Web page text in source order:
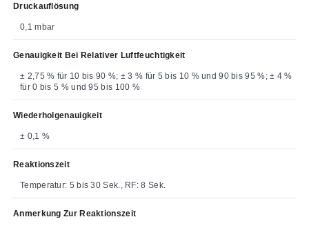
Druckauflösung
0,1 mbar
Genauigkeit Bei Relativer Luftfeuchtigkeit
± 2,75 % für 10 bis 90 %; ± 3 % für 5 bis 10 % und 90 bis 95 %; ± 4 %
für 0 bis 5 % und 95 bis 100 %
Wiederholgenauigkeit
± 0,1 %
Reaktionszeit
Temperatur: 5 bis 30 Sek., RF: 8 Sek.
Anmerkung Zur Reaktionszeit